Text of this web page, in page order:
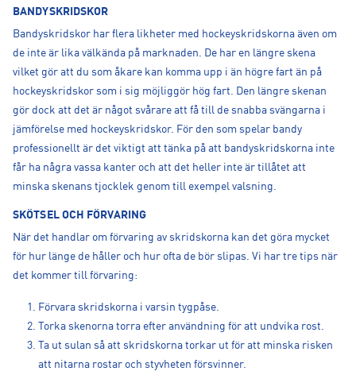
BANDYSKRIDSKOR
Bandyskridskor har flera likheter med hockeyskridskorna även om
de inte är lika välkända på marknaden. De har en längre skena
vilket gör att du som åkare kan komma upp i än högre fart än på
hockeyskridskor som i sig möjliggör hög fart. Den längre skenan
gör dock att det är något svårare att få till de snabba svängarna i
jämförelse med hockeyskridskor. För den som spelar bandy
professionellt är det viktigt att tänka på att bandyskridskorna inte
får ha några vassa kanter och att det heller inte är tillåtet att
minska skenans tjocklek genom till exempel valsning.
SKÖTSEL OCH FÖRVARING
När det handlar om förvaring av skridskorna kan det göra mycket
för hur länge de håller och hur ofta de bör slipas. Vi har tre tips när
det kommer till förvaring:
Förvara skridskorna i varsin tygpåse.
Torka skenorna torra efter användning för att undvika rost.
Ta ut sulan så att skridskorna torkar ut för att minska risken
att nitarna rostar och styvheten försvinner.